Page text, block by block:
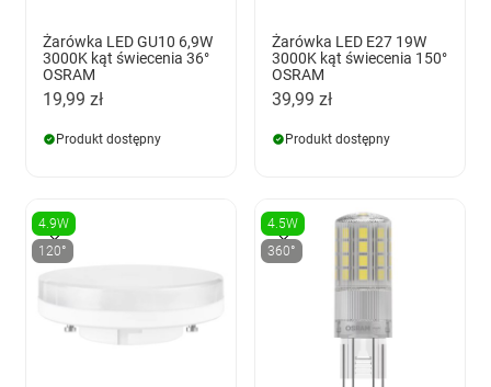
Żarówka LED GU10 6,9W
3000K kąt świecenia 36°
OSRAM
19,99 zł
Produkt dostępny
Żarówka LED E27 19W
3000K kąt świecenia 150°
OSRAM
39,99 zł
Produkt dostępny
4.9W
120°
4.5W
360°